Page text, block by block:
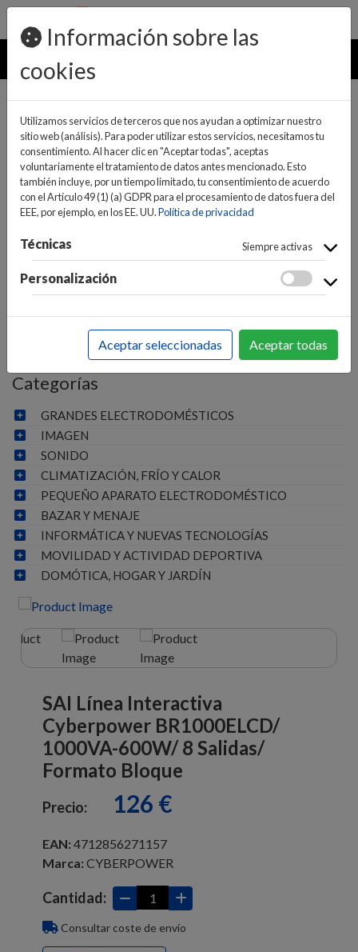
pedidos@ideaelectrodomesticos.com
924 047 836
MENU
INICIO>INFORMÁTICA Y NUEVAS TECNOLOGÍAS>
PERIFÉRICOS
>S.A.I.> SAIS
Categorías
GRANDES ELECTRODOMÉSTICOS
IMAGEN
SONIDO
CLIMATIZACIÓN, FRÍO Y CALOR
PEQUEÑO APARATO ELECTRODOMÉSTICO
BAZAR Y MENAJE
INFORMÁTICA Y NUEVAS TECNOLOGÍAS
MOVILIDAD Y ACTIVIDAD DEPORTIVA
DOMÓTICA, HOGAR Y JARDÍN
SAI Línea Interactiva
Cyberpower BR1000ELCD/
1000VA-600W/ 8 Salidas/
Formato Bloque
Precio: 126 €
EAN: 4712856271157
Marca: CYBERPOWER
Cantidad:
Consultar coste de envío
Información sobre las
cookies
Utilizamos servicios de terceros que nos ayudan a optimizar nuestro
sitio web (análisis). Para poder utilizar estos servicios, necesitamos tu
consentimiento. Al hacer clic en "Aceptar todas", aceptas
voluntariamente el tratamiento de datos antes mencionado. Esto
también incluye, por un tiempo limitado, tu consentimiento de acuerdo
con el Artículo 49 (1) (a) GDPR para el procesamiento de datos fuera del
EEE, por ejemplo, en los EE. UU.Política de privacidad
Técnicas Siempre activas
Personalización
Aceptar seleccionadas Aceptar todas